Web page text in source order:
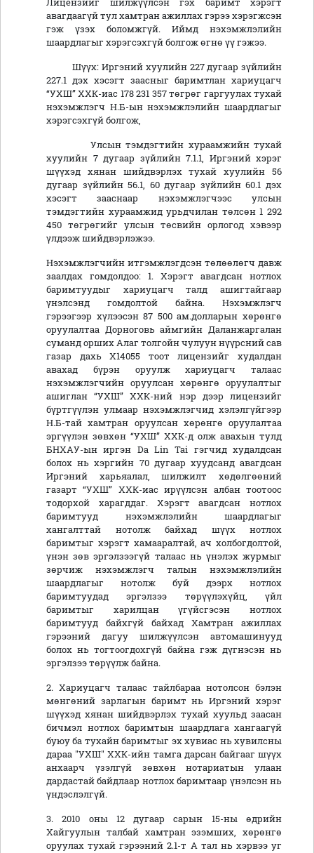
Лицензийг шилжүүлсэн гэх баримт хэрэгт
авагдаагүй тул хамтран ажиллах гэрээ хэрэгжсэн
гэж үзэх боломжгүй. Иймд нэхэмжлэлийн
шаардлагыг хэрэгсэхгүй болгож өгнө үү гэжээ.
Шүүх: Иргэний хуулийн 227 дугаар зүйлийн
227.1 дэх хэсэгт заасныг баримтлан хариуцагч
“УХШ” ХХК-иас 178 231 357 төгрөг гаргуулах тухай
нэхэмжлэгч Н.Б-ын нэхэмжлэлийн шаардлагыг
хэрэгсэхгүй болгож,
Улсын тэмдэгтийн хураамжийн тухай
хуулийн 7 дугаар зүйлийн 7.1.1, Иргэний хэрэг
шүүхэд хянан шийдвэрлэх тухай хуулийн 56
дугаар зүйлийн 56.1, 60 дугаар зүйлийн 60.1 дэх
хэсэгт зааснаар нэхэмжлэгчээс улсын
тэмдэгтийн хураамжид урьдчилан төлсөн 1 292
450 төгрөгийг улсын төсвийн орлогод хэвээр
үлдээж шийдвэрлэжээ.
Нэхэмжлэгчийн итгэмжлэгдсэн төлөөлөгч давж
заалдах гомдолдоо: 1. Хэрэгт авагдсан нотлох
баримтуудыг хариуцагч талд ашигтайгаар
үнэлсэнд гомдолтой байна. Нэхэмжлэгч
гэрээгээр хүлээсэн 87 500 ам.долларын хөрөнгө
оруулалтаа Дорноговь аймгийн Даланжаргалан
суманд орших Алаг толгойн чулуун нүүрсний сав
газар дахь X14055 тоот лицензийг худалдан
авахад бүрэн оруулж хариуцагч талаас
нэхэмжлэгчийн оруулсан хөрөнгө оруулалтыг
ашиглан “УХШ” ХХК-ний нэр дээр лицензийг
бүртгүүлэн улмаар нэхэмжлэгчид хэлэлгүйгээр
Н.Б-тай хамтран оруулсан хөрөнгө оруулалтаа
эргүүлэн зөвхөн “УХШ” ХХК-д олж авахын тулд
БНХАУ-ын иргэн Da Lin Tai гэгчид худалдсан
болох нь хэргийн 70 дугаар хуудсанд авагдсан
Иргэний харьяалал, шилжилт хөдөлгөөний
газарт “УХШ” ХХК-иас ирүүлсэн албан тоотоос
тодорхой харагддаг. Хэрэгт авагдсан нотлох
баримтууд нэхэмжлэлийн шаардлагыг
хангалттай нотолж байхад шүүх нотлох
баримтыг хэрэгт хамааралтай, ач холбогдолтой,
үнэн зөв эргэлзээгүй талаас нь үнэлэх журмыг
зөрчиж нэхэмжлэгч талын нэхэмжлэлийн
шаардлагыг нотолж буй дээрх нотлох
баримтуудад эргэлзээ төрүүлэхүйц, үйл
баримтыг харилцан үгүйсгэсэн нотлох
баримтууд байхгүй байхад Хамтран ажиллах
гэрээний дагуу шилжүүлсэн автомашинууд
болох нь тогтоогдохгүй байна гэж дүгнэсэн нь
эргэлзээ төрүүлж байна.
2. Хариуцагч талаас тайлбараа нотолсон бэлэн
мөнгөний зарлагын баримт нь Иргэний хэрэг
шүүхэд хянан шийдвэрлэх тухай хуульд заасан
бичмэл нотлох баримтын шаардлага хангаагүй
буюу ба тухайн баримтыг эх хувиас нь хувилсны
дараа "УХШ" ХХК-ийн тамга дарсан байгааг шүүх
анхаарч үзэлгүй зөвхөн нотариатын улаан
дардастай байдлаар нотлох баримтаар үнэлсэн нь
үндэслэлгүй.
3. 2010 оны 12 дугаар сарын 15-ны өдрийн
Хайгуулын талбай хамтран эзэмших, хөрөнгө
оруулах тухай гэрээний 2.1-т А тал нь хэрвээ уг